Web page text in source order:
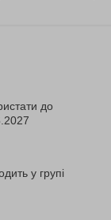
до
у групі